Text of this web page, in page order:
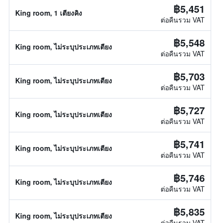
King room, 1 เตียงคิง ฿5,451
ต่อคืนรวม VAT
King room, ไม่ระบุประเภทเตียง ฿5,548
ต่อคืนรวม VAT
King room, ไม่ระบุประเภทเตียง ฿5,703
ต่อคืนรวม VAT
King room, ไม่ระบุประเภทเตียง ฿5,727
ต่อคืนรวม VAT
King room, ไม่ระบุประเภทเตียง ฿5,741
ต่อคืนรวม VAT
King room, ไม่ระบุประเภทเตียง ฿5,746
ต่อคืนรวม VAT
King room, ไม่ระบุประเภทเตียง ฿5,835